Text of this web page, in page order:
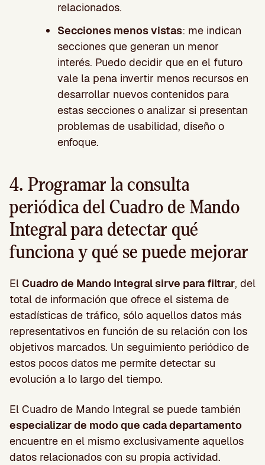
relacionados.
Secciones menos vistas: me indican
secciones que generan un menor
interés. Puedo decidir que en el futuro
vale la pena invertir menos recursos en
desarrollar nuevos contenidos para
estas secciones o analizar si presentan
problemas de usabilidad, diseño o
enfoque.
4. Programar la consulta
periódica del Cuadro de Mando
Integral para detectar qué
funciona y qué se puede mejorar
El Cuadro de Mando Integral sirve para filtrar, del
total de información que ofrece el sistema de
estadísticas de tráfico, sólo aquellos datos más
representativos en función de su relación con los
objetivos marcados. Un seguimiento periódico de
estos pocos datos me permite detectar su
evolución a lo largo del tiempo.
El Cuadro de Mando Integral se puede también
especializar de modo que cada departamento
encuentre en el mismo exclusivamente aquellos
datos relacionados con su propia actividad.